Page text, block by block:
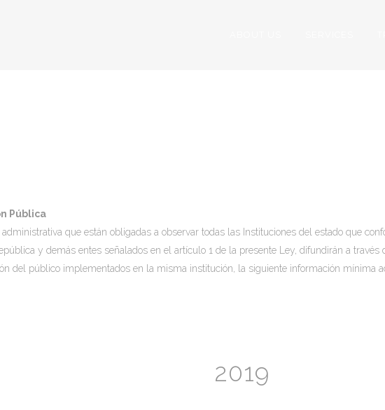
Pública
que están obligadas a observar todas las Instituciones del estado que
y demás entes señalados en el artículo 1 de la presente Ley, difundirán a
del público implementados en la misma institución, la siguiente información mínima
2019